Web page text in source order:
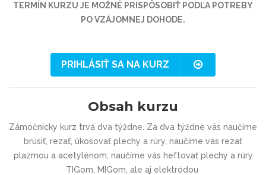
TERMÍN KURZU JE MOŽNÉ PRISPÔSOBIŤ PODĽA POTREBY
PO VZÁJOMNEJ DOHODE.
PRIHLÁSIŤ SA NA KURZ
Obsah kurzu
Zámočnícky kurz trvá dva týždne. Za dva týždne vás naučíme
brúsiť, rezať, úkosovať plechy a rúry, naučíme vás rezať
plazmou a acetylénom, naučíme vás heftovať plechy a rúry
TIGom, MIGom, ale aj elektródou